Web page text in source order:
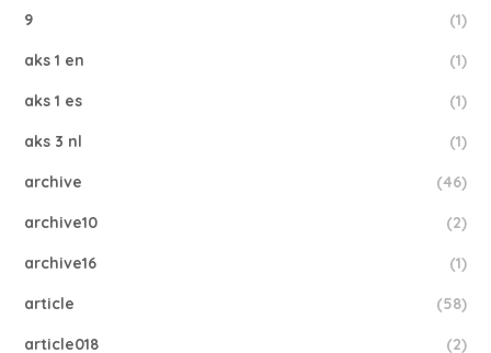
9 (1)
aks 1 en (1)
aks 1 es (1)
aks 3 nl (1)
archive (46)
archive10 (2)
archive16 (1)
article (58)
article018 (2)